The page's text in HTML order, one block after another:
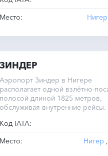
Место:
Нигер
ЗИНДЕР
Аэропорт Зиндер в Нигере
располагает одной взлётно-
полосой длиной 1825 метров,
обслуживая внутренние рейсы.
Код IATA:
Место:
Нигер